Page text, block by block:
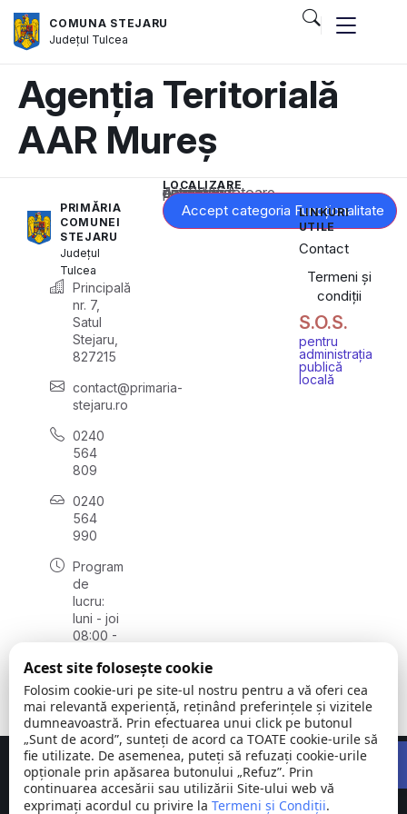
COMUNA STEJARU
Județul Tulcea
Agenția Teritorială
AAR Mureș
PRIMĂRIA
COMUNEI
STEJARU
Județul
Tulcea
Principală
nr. 7,
Satul
Stejaru,
827215
contact@primaria-
stejaru.ro
0240
564
809
0240
564
990
Program
de
lucru:
luni - joi
08:00 -
vineri
08:00 -
14:00
LOCALIZARE
Acest conținut este blocat până când acceptați categoria corespunzătoare de cookie-uri.
Accept categoria Funcționalitate
LINKURI
UTILE
Contact
Termeni și
condiții
S.O.S.
pentru
administrația
publică
locală
Comuna © Toate
Concept realizat deBig Media Relații Publice SRL
Acest site folosește cookie
Folosim cookie-uri pe site-ul nostru pentru a vă oferi cea
mai relevantă experiență, reținând preferințele și vizitele
dumneavoastră. Prin efectuarea unui click pe butonul
„Sunt de acord”, sunteți de acord ca TOATE cookie-urile să
fie utilizate. De asemenea, puteți să refuzați cookie-urile
opționale prin apăsarea butonului „Refuz”. Prin
continuarea accesării sau utilizării Site-ului web vă
exprimați acordul cu privire la Termeni și Condiții.